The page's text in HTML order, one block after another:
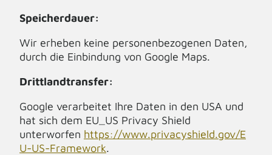
Speicherdauer:
Wir erheben keine personenbezogenen Daten,
durch die Einbindung von Google Maps.
Drittlandtransfer:
Google verarbeitet Ihre Daten in den USA und
hat sich dem EU_US Privacy Shield
unterworfen https://www.privacyshield.gov/E
U-US-Framework.